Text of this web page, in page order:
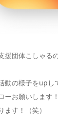
援団体こしゃる
動の様子をupし
ーお願いします！
ます！（笑）